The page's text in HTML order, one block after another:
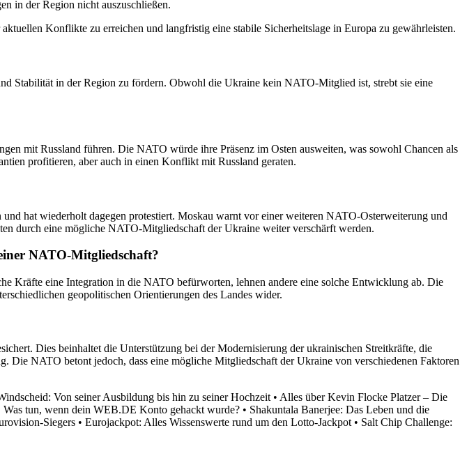
in der Region nicht auszuschließen.
Konflikte zu erreichen und langfristig eine stabile Sicherheitslage in Europa zu gewährleisten.
Stabilität in der Region zu fördern. Obwohl die Ukraine kein NATO-Mitglied ist, strebt sie eine
mit Russland führen. Die NATO würde ihre Präsenz im Osten ausweiten, was sowohl Chancen als
profitieren, aber auch in einen Konflikt mit Russland geraten.
hat wiederholt dagegen protestiert. Moskau warnt vor einer weiteren NATO-Osterweiterung und
durch eine mögliche NATO-Mitgliedschaft der Ukraine weiter verschärft werden.
NATO-Mitgliedschaft?
Kräfte eine Integration in die NATO befürworten, lehnen andere eine solche Entwicklung ab. Die
geopolitischen Orientierungen des Landes wider.
Dies beinhaltet die Unterstützung bei der Modernisierung der ukrainischen Streitkräfte, die
Die NATO betont jedoch, dass eine mögliche Mitgliedschaft der Ukraine von verschiedenen Faktoren
Von seiner Ausbildung bis hin zu seiner Hochzeit • Alles über Kevin Flocke Platzer – Die
Was tun, wenn dein WEB.DE Konto gehackt wurde? • Shakuntala Banerjee: Das Leben und die
Siegers • Eurojackpot: Alles Wissenswerte rund um den Lotto-Jackpot • Salt Chip Challenge: